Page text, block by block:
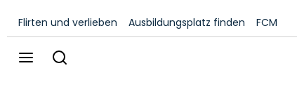
Flirten und verlieben Ausbildungsplatz finden FCM